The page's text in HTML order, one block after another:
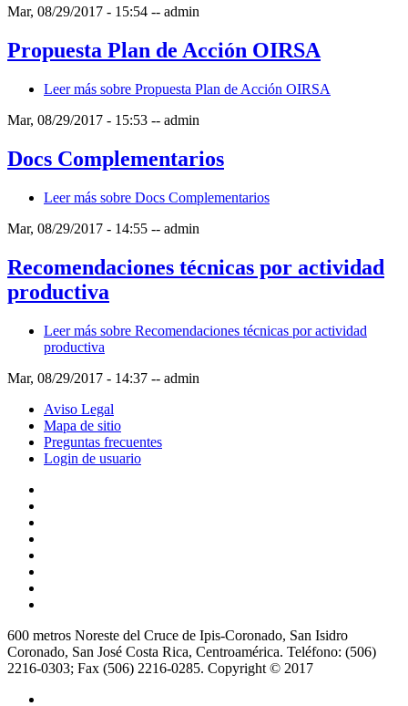
Mar, 08/29/2017 - 15:54 -- admin
Propuesta Plan de Acción OIRSA
Leer más sobre Propuesta Plan de Acción OIRSA
Mar, 08/29/2017 - 15:53 -- admin
Docs Complementarios
Leer más sobre Docs Complementarios
Mar, 08/29/2017 - 14:55 -- admin
Recomendaciones técnicas por actividad
productiva
Leer más sobre Recomendaciones técnicas por actividad
productiva
Mar, 08/29/2017 - 14:37 -- admin
Aviso Legal
Mapa de sitio
Preguntas frecuentes
Login de usuario
600 metros Noreste del Cruce de Ipis-Coronado, San Isidro
Coronado, San José Costa Rica, Centroamérica. Teléfono: (506)
2216-0303; Fax (506) 2216-0285. Copyright © 2017